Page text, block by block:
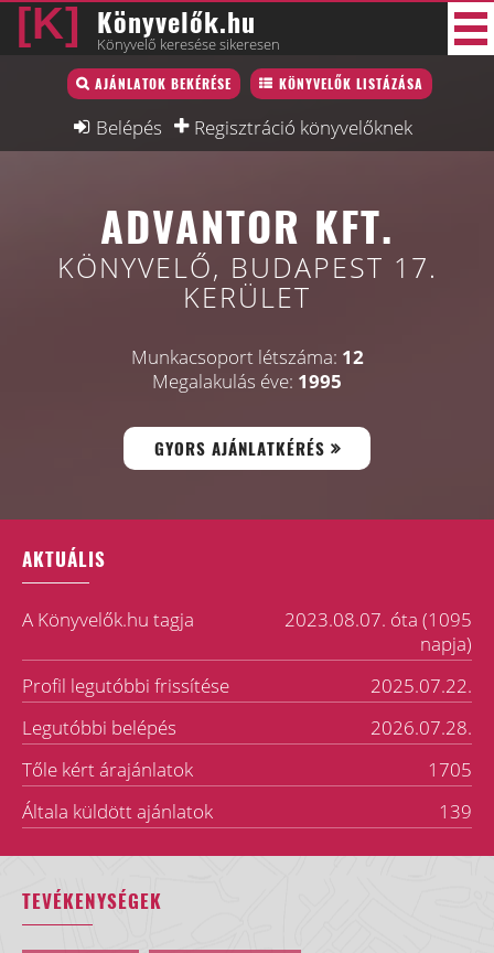
Könyvelők.hu
Könyvelő keresése sikeresen
AJÁNLATOK BEKÉRÉSE KÖNYVELŐK LISTÁZÁSA
Belépés Regisztráció könyvelőknek
Könyvelő lista
Könyvelési munkák
ADVANTOR KFT.
KÖNYVELŐ, BUDAPEST 17.
KERÜLET
Munkacsoport létszáma: 12
Megalakulás éve: 1995
GYORS AJÁNLATKÉRÉS
AKTUÁLIS
A Könyvelők.hu tagja
2023.08.07. óta (1095
napja)
Profil legutóbbi frissítése
2025.07.22.
Legutóbbi belépés
2026.07.28.
Tőle kért árajánlatok
1705
Általa küldött ajánlatok
139
TEVÉKENYSÉGEK